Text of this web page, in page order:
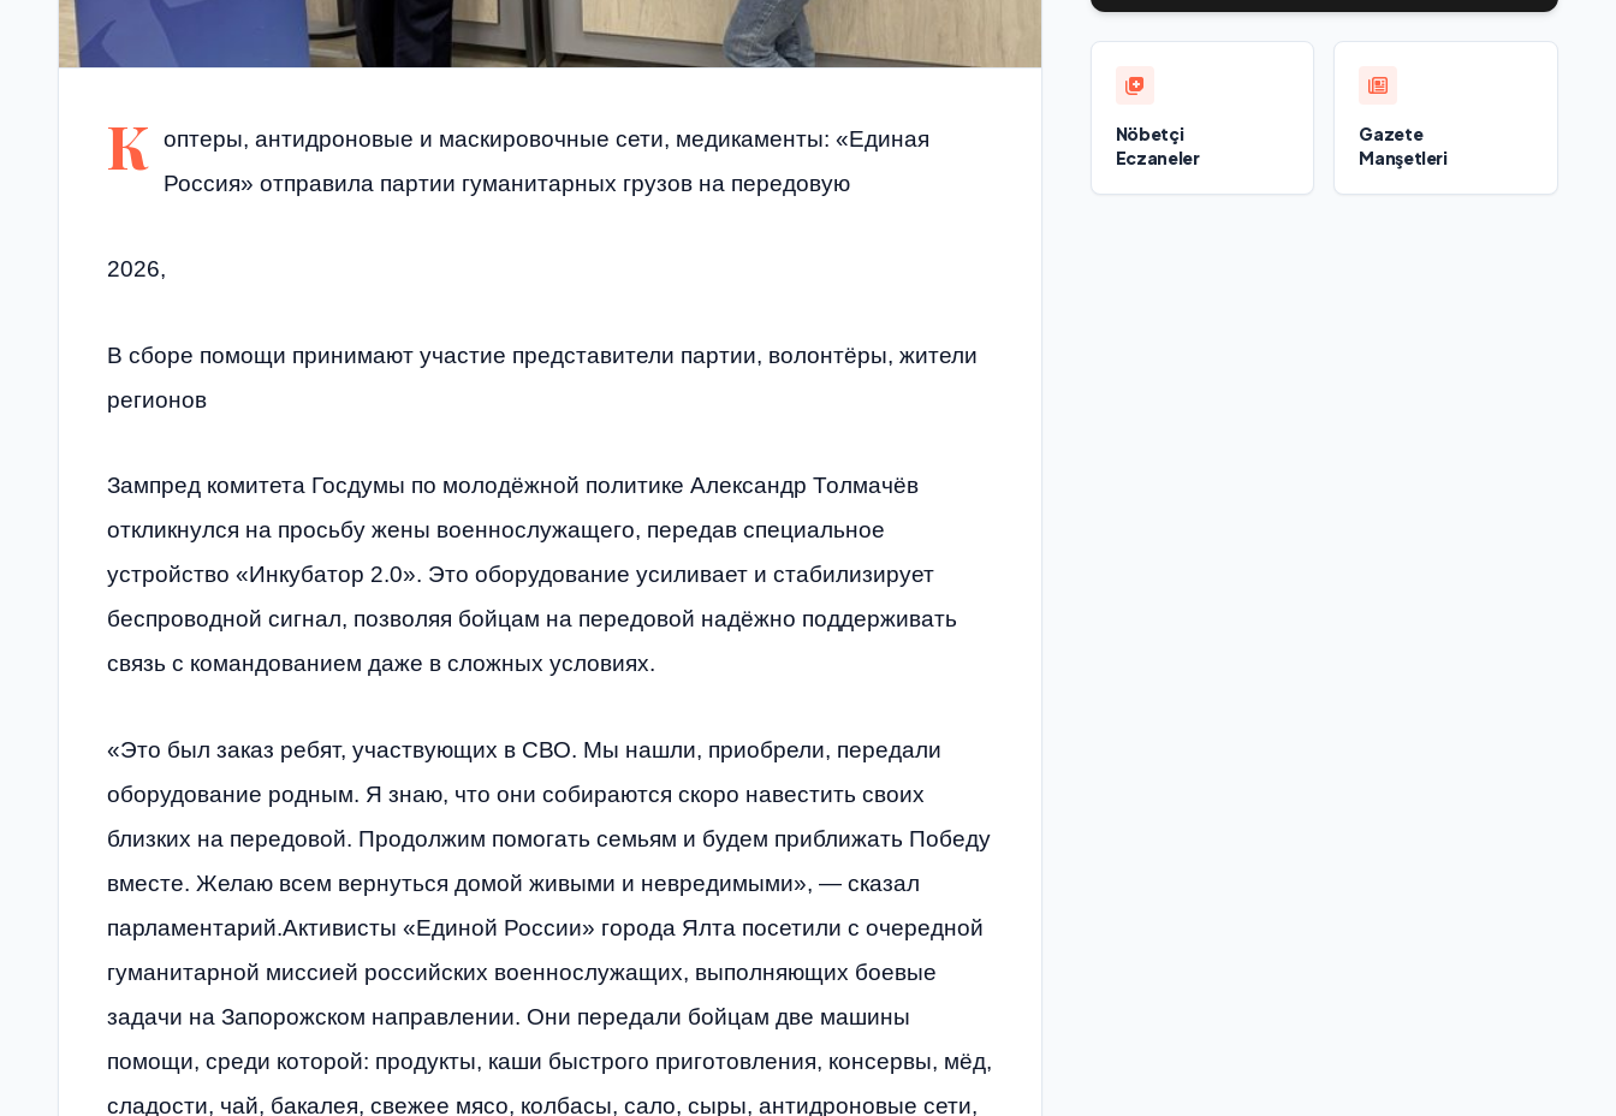
К оптеры, антидроновые и маскировочные сети, медикаменты: «Единая
Россия» отправила партии гуманитарных грузов на передовую
2026,
В сборе помощи принимают участие представители партии, волонтёры, жители
регионов
Зампред комитета Госдумы по молодёжной политике Александр Толмачёв
откликнулся на просьбу жены военнослужащего, передав специальное
устройство «Инкубатор 2.0». Это оборудование усиливает и стабилизирует
беспроводной сигнал, позволяя бойцам на передовой надёжно поддерживать
связь с командованием даже в сложных условиях.
«Это был заказ ребят, участвующих в СВО. Мы нашли, приобрели, передали
оборудование родным. Я знаю, что они собираются скоро навестить своих
близких на передовой. Продолжим помогать семьям и будем приближать Победу
вместе. Желаю всем вернуться домой живыми и невредимыми», — сказал
парламентарий.Активисты «Единой России» города Ялта посетили с очередной
гуманитарной миссией российских военнослужащих, выполняющих боевые
задачи на Запорожском направлении. Они передали бойцам две машины
помощи, среди которой: продукты, каши быстрого приготовления, консервы, мёд,
сладости, чай, бакалея, свежее мясо, колбасы, сало, сыры, антидроновые сети,
Nöbetçi
Eczaneler
Gazete
Manşetleri